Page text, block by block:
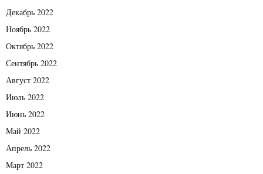
Декабрь 2022
Ноябрь 2022
Октябрь 2022
Сентябрь 2022
Август 2022
Июль 2022
Июнь 2022
Май 2022
Апрель 2022
Март 2022